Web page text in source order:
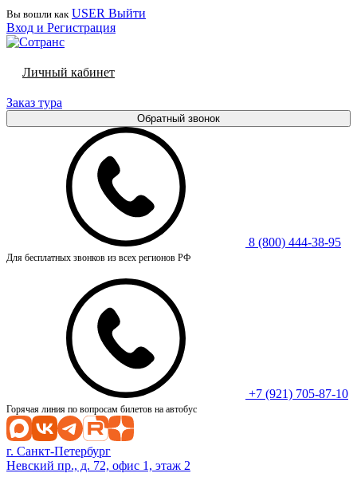
Вы вошли как USER Выйти
Вход и Регистрация
Личный кабинет
Заказ тура
Обратный звонок
8 (800) 444-38-95
Для бесплатных звонков из всех регионов РФ
+7 (921) 705-87-10
Горячая линия по вопросам билетов на автобус
г. Санкт-Петербург
Невский пр., д. 72, офис 1, этаж 2